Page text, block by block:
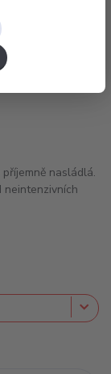
nasládlá.
neintenzivních